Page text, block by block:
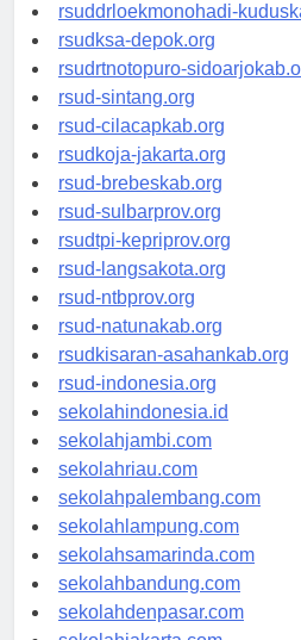
rsuddrloekmonohadi-
rsudksa-depok.org
rsudrtnotopuro-
rsud-sintang.org
rsud-cilacapkab.org
rsudkoja-jakarta.org
rsud-brebeskab.org
rsud-sulbarprov.org
rsudtpi-kepriprov.org
rsud-langsakota.org
rsud-ntbprov.org
rsud-natunakab.org
rsudkisaran-asahankab.org
rsud-indonesia.org
sekolahindonesia.id
sekolahjambi.com
sekolahriau.com
sekolahpalembang.com
sekolahlampung.com
sekolahsamarinda.com
sekolahbandung.com
sekolahdenpasar.com